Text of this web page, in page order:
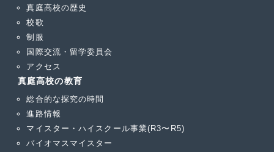
真庭高校の歴史
校歌
制服
国際交流・留学委員会
アクセス
真庭高校の教育
総合的な探究の時間
進路情報
マイスター・ハイスクール事業(R3〜R5)
バイオマスマイスター